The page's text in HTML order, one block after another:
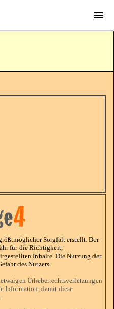
Sorgfalt erstellt. Der
für die Richtigkeit,
Inhalte. Die Nutzung der
des Nutzers.
Urheberrechtsverletzungen
Information, damit diese